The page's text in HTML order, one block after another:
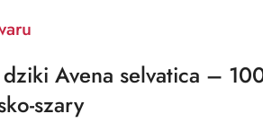
Avena selvatica –
szary